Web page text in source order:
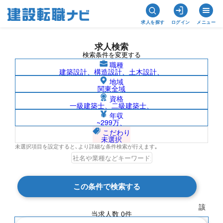
求人を探す ログイン メニュー
求人検索
検索条件を変更する
職種
建築設計、構造設計、土木設計、
地域
関東全域
資格
一級建築士、二級建築士、
年収
~299万、
こだわり
未選択
未選択項目を設定すると､より詳細な条件検索が行えます｡
この条件で検索する
該
当求人数 0件
危険物取扱者/秋田県の求人検索結果一覧
検索結果 0 件
現在の検索条件